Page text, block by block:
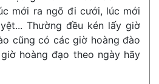
mới ra ngõ đi cưới, lúc mới
Thường đều kén lấy giờ
cũng có các giờ hoàng đào
hoàng đạo theo ngày hãy